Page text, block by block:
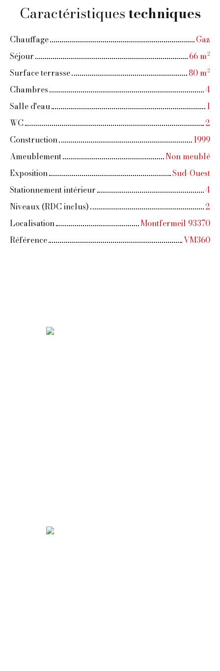
Caractéristiquestechniques
Chauffage
Gaz
Séjour
66 m²
Surface terrasse
80 m²
Chambres
4
Salle d'eau
1
WC
2
Construction
1999
Ameublement
Non meublé
Exposition
Sud-Ouest
Stationnement intérieur
4
Niveaux (RDC inclus)
2
Localisation
Montfermeil 93370
Référence
VM360